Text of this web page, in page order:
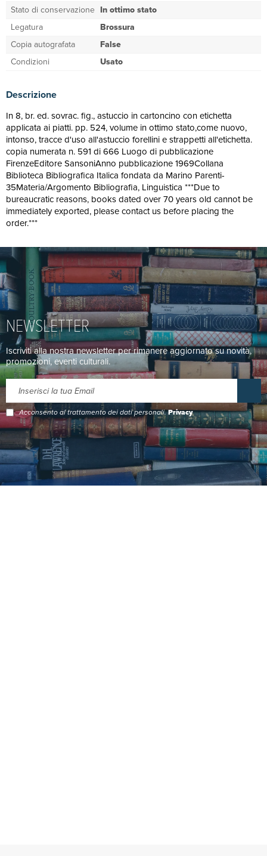
Stato di conservazione In ottimo stato
Legatura
Brossura
Copia autografata
False
Condizioni
Usato
Descrizione
In 8, br. ed. sovrac. fig., astuccio in cartoncino con etichetta
applicata ai piatti. pp. 524, volume in ottimo stato,come nuovo,
intonso, tracce d'uso all'astuccio forellini e strappetti all'etichetta.
copia numerata n. 591 di 666 Luogo di pubblicazione
FirenzeEditore SansoniAnno pubblicazione 1969Collana
Biblioteca Bibliografica Italica fondata da Marino Parenti-
35Materia/Argomento Bibliografia, Linguistica ***Due to
bureaucratic reasons, books dated over 70 years old cannot be
immediately exported, please contact us before placing the
order.***
NEWSLETTER
Iscriviti alla nostra newsletter per rimanere aggiornato su novità,
promozioni, eventi culturali.
Acconsento al trattamento dei dati personali.Privacy